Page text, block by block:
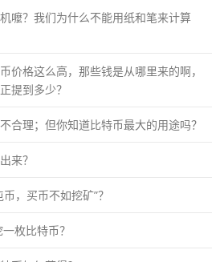
嚒？我们为什么不能用纸和笔来计算
价格这么高，那些钱是从哪里来的啊，
提到多少？
合理；但你知道比特币最大的用途吗？
来？
，买币不如挖矿”？
枚比特币？